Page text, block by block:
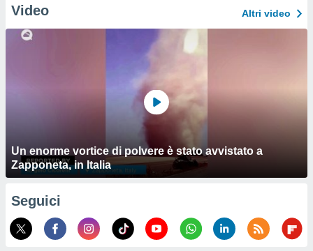
Video Altri video
Un enorme vortice di polvere è stato avvistato a
Zapponeta, in Italia
Seguici